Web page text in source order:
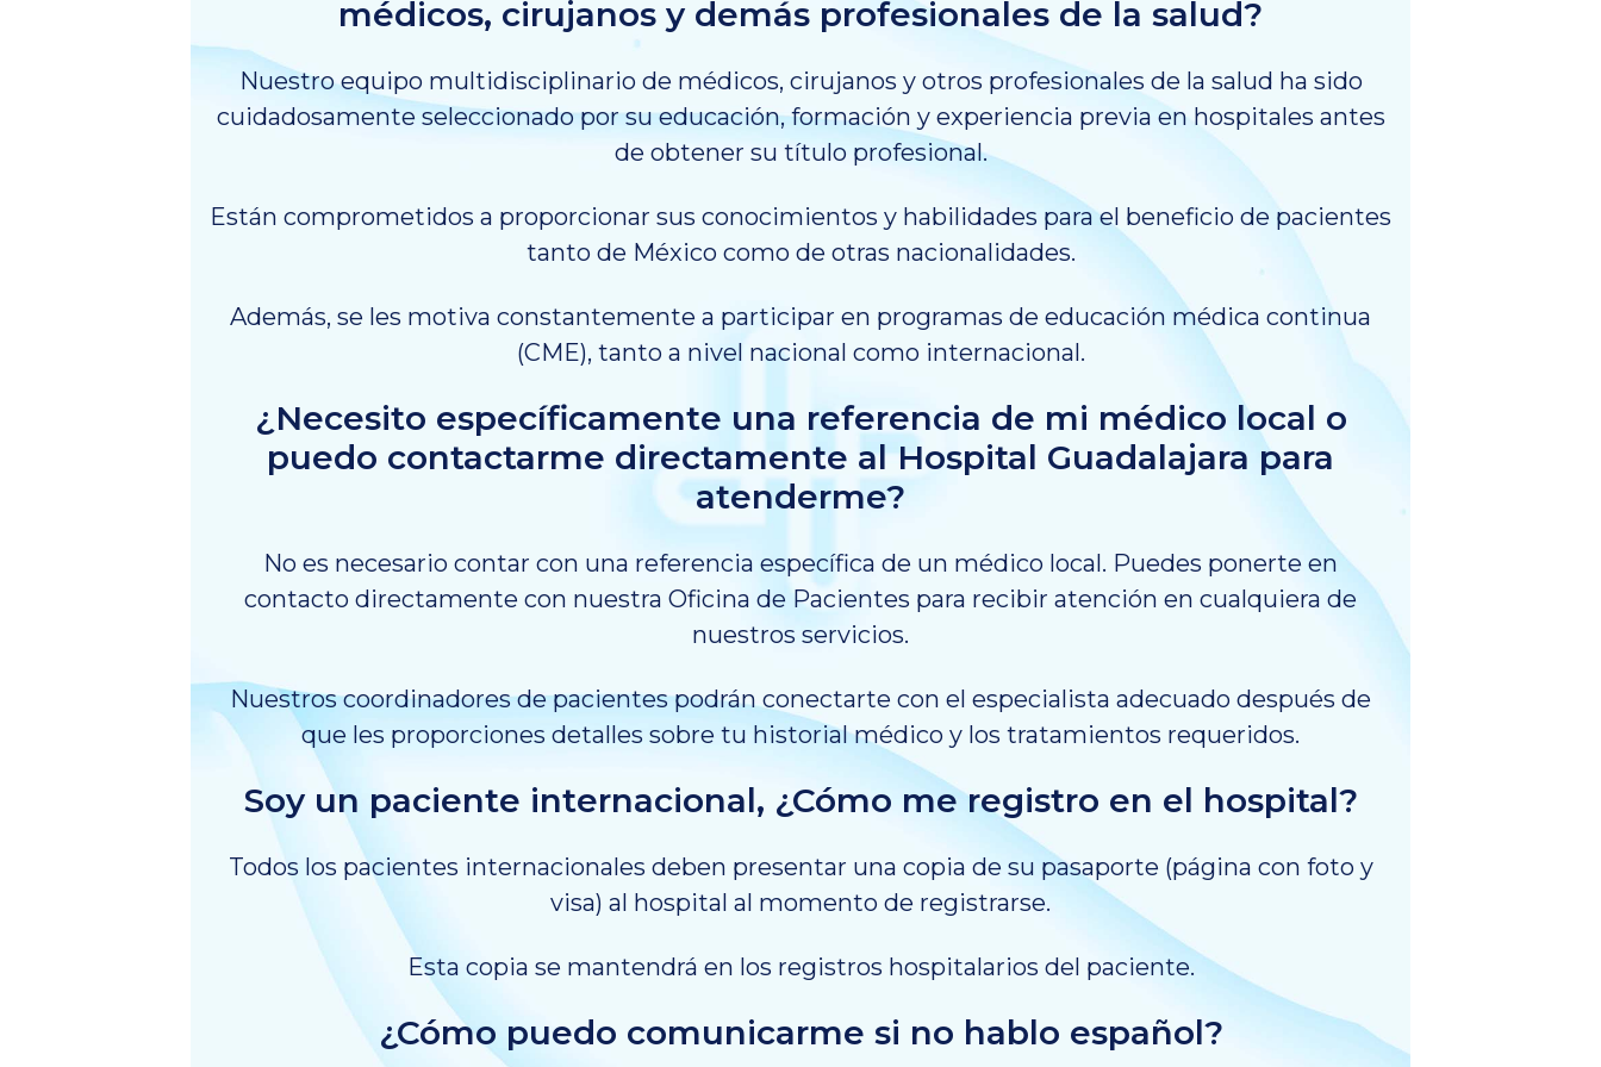
médicos, cirujanos y demás profesionales de la salud?
Nuestro equipo multidisciplinario de médicos, cirujanos y otros profesionales de la salud ha sido
cuidadosamente seleccionado por su educación, formación y experiencia previa en hospitales antes
de obtener su título profesional.
Están comprometidos a proporcionar sus conocimientos y habilidades para el beneficio de pacientes
tanto de México como de otras nacionalidades.
Además, se les motiva constantemente a participar en programas de educación médica continua
(CME), tanto a nivel nacional como internacional.
¿Necesito específicamente una referencia de mi médico local o
puedo contactarme directamente al Hospital Guadalajara para
atenderme?
No es necesario contar con una referencia específica de un médico local. Puedes ponerte en
contacto directamente con nuestra Oficina de Pacientes para recibir atención en cualquiera de
nuestros servicios.
Nuestros coordinadores de pacientes podrán conectarte con el especialista adecuado después de
que les proporciones detalles sobre tu historial médico y los tratamientos requeridos.
Soy un paciente internacional, ¿Cómo me registro en el hospital?
Todos los pacientes internacionales deben presentar una copia de su pasaporte (página con foto y
visa) al hospital al momento de registrarse.
Esta copia se mantendrá en los registros hospitalarios del paciente.
¿Cómo puedo comunicarme si no hablo español?